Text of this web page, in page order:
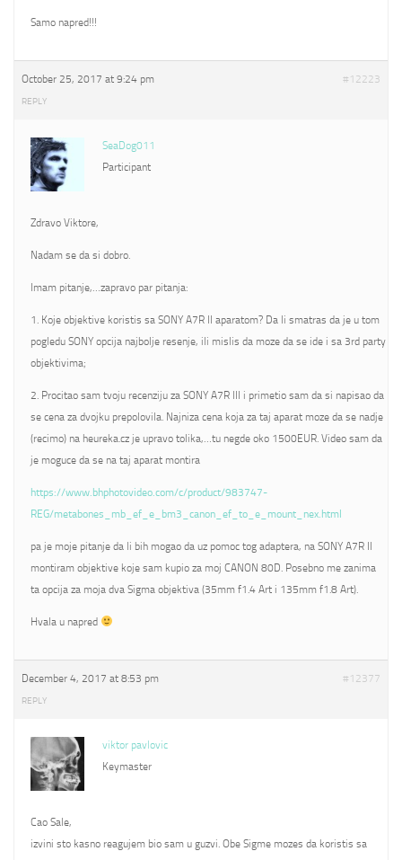
Samo napred!!!
October 25, 2017 at 9:24 pm #12223
REPLY
SeaDog011
Participant
Zdravo Viktore,
Nadam se da si dobro.
Imam pitanje,…zapravo par pitanja:
1. Koje objektive koristis sa SONY A7R II aparatom? Da li smatras da je u tom
pogledu SONY opcija najbolje resenje, ili mislis da moze da se ide i sa 3rd party
objektivima;
2. Procitao sam tvoju recenziju za SONY A7R III i primetio sam da si napisao da
se cena za dvojku prepolovila. Najniza cena koja za taj aparat moze da se nadje
(recimo) na heureka.cz je upravo tolika,…tu negde oko 1500EUR. Video sam da
je moguce da se na taj aparat montira
https://www.bhphotovideo.com/c/product/983747-
REG/metabones_mb_ef_e_bm3_canon_ef_to_e_mount_nex.html
pa je moje pitanje da li bih mogao da uz pomoc tog adaptera, na SONY A7R II
montiram objektive koje sam kupio za moj CANON 80D. Posebno me zanima
ta opcija za moja dva Sigma objektiva (35mm f1.4 Art i 135mm f1.8 Art).
Hvala u napred
December 4, 2017 at 8:53 pm #12377
REPLY
viktor pavlovic
Keymaster
Cao Sale,
izvini sto kasno reagujem bio sam u guzvi. Obe Sigme mozes da koristis sa